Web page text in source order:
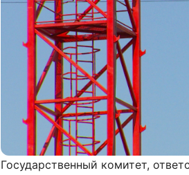
Государственный комитет,